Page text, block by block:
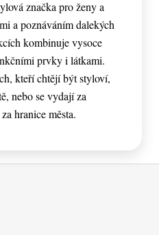
značka pro ženy a
a poznáváním dalekých
kombinuje vysoce
prvky i látkami.
kteří chtějí být styloví,
nebo se vydají za
hranice města.